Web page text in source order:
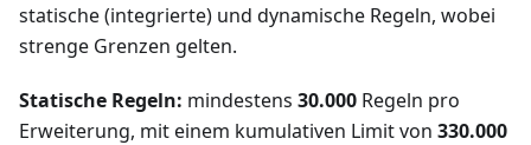
statische (integrierte) und dynamische Regeln, wobei
strenge Grenzen gelten.
Statische Regeln: mindestens 30.000 Regeln pro
Erweiterung, mit einem kumulativen Limit von 330.000